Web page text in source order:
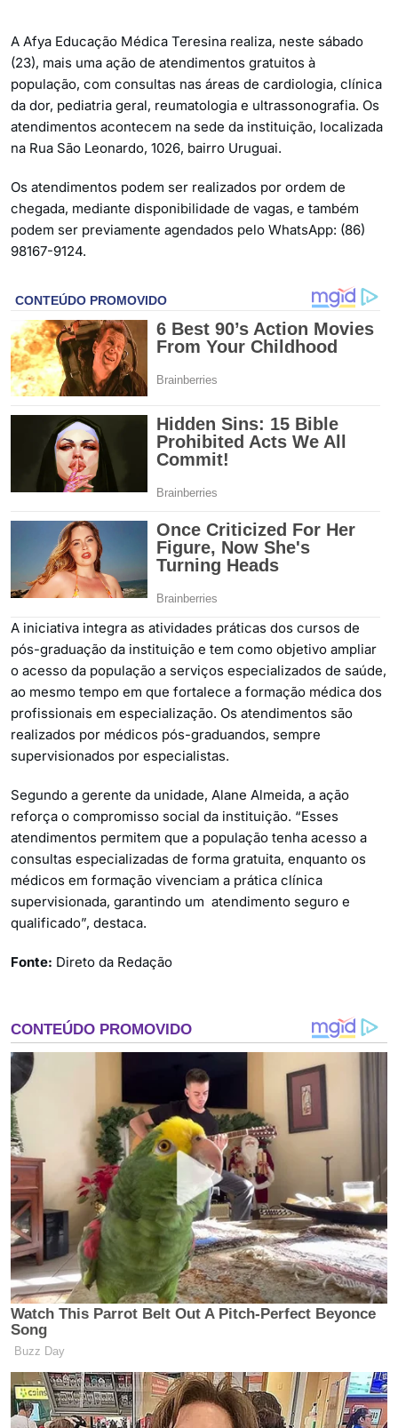
A Afya Educação Médica Teresina realiza, neste sábado
(23), mais uma ação de atendimentos gratuitos à
população, com consultas nas áreas de cardiologia, clínica
da dor, pediatria geral, reumatologia e ultrassonografia. Os
atendimentos acontecem na sede da instituição, localizada
na Rua São Leonardo, 1026, bairro Uruguai.
Os atendimentos podem ser realizados por ordem de
chegada, mediante disponibilidade de vagas, e também
podem ser previamente agendados pelo WhatsApp: (86)
98167-9124.
A iniciativa integra as atividades práticas dos cursos de
pós-graduação da instituição e tem como objetivo ampliar
o acesso da população a serviços especializados de saúde,
ao mesmo tempo em que fortalece a formação médica dos
profissionais em especialização. Os atendimentos são
realizados por médicos pós-graduandos, sempre
supervisionados por especialistas.
Segundo a gerente da unidade, Alane Almeida, a ação
reforça o compromisso social da instituição. “Esses
atendimentos permitem que a população tenha acesso a
consultas especializadas de forma gratuita, enquanto os
médicos em formação vivenciam a prática clínica
supervisionada, garantindo um atendimento seguro e
qualificado”, destaca.
Fonte: Direto da Redação